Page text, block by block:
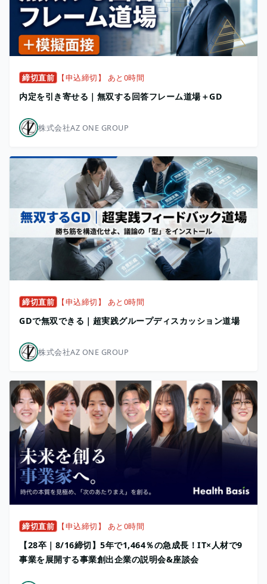
締切直前 【申込締切】 あと0時間
内定を引き寄せる｜無双する回答フレーム道場＋GD
株式会社AZ ONE GROUP
締切直前 【申込締切】 あと0時間
GDで無双できる｜超実践グループディスカッション道場
株式会社AZ ONE GROUP
締切直前 【申込締切】 あと0時間
【28卒｜8/16締切】5年で1,464％の急成長！IT×人材で9
事業を展開する事業創出企業の説明会&座談会